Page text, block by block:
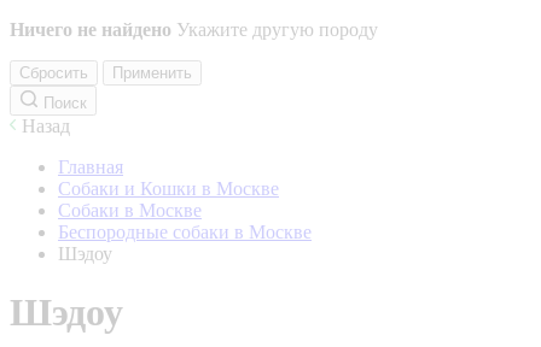
Ничего не найдено Укажите другую породу
Сбросить
Применить
Поиск
Назад
Главная
Собаки и Кошки в Москве
Собаки в Москве
Беспородные собаки в Москве
Шэдоу
Шэдоу